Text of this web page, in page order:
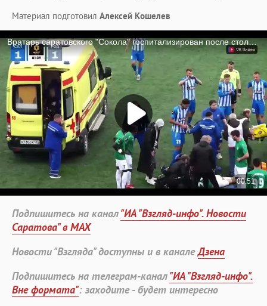
Материал подготовил Алексей Кошелев
Подпишитесь на канал"ИА "Взгляд-инфо". Новости
Саратова" в MAX
Новости "Взгляда" доступны и в каналеДзена
Подпишитесь на телеграм-канал"ИА "Взгляд-инфо".
Вне формата": заходите - будет интересно